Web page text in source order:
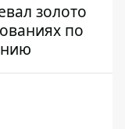
золото
по